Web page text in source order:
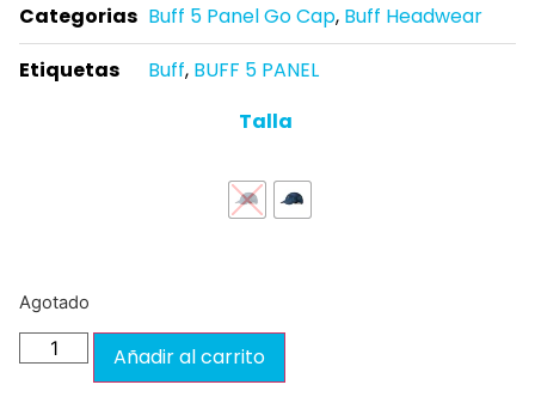
Categorias Buff 5 Panel Go Cap, Buff Headwear
Etiquetas
Buff, BUFF 5 PANEL
Talla
Agotado
Añadir al carrito